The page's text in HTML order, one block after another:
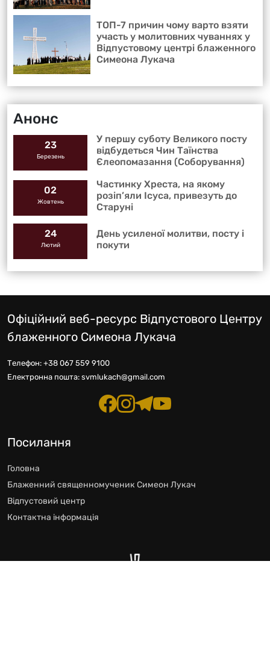
ТОП-7 причин чому варто взяти
участь у молитовних чуваннях у
Відпустовому центрі блаженного
Симеона Лукача
Анонс
23
Березень
У першу суботу Великого посту
відбудеться Чин Таїнства
Єлеопомазання (Соборування)
02
Жовтень
Частинку Хреста, на якому
розіп’яли Ісуса, привезуть до
Старуні
24
Лютий
День усиленої молитви, посту і
покути
Офіційний веб-ресурс Відпустового Центру
блаженного Симеона Лукача
Телефон: +38 067 559 9100
Електронна пошта: svmlukach@gmail.com
Посилання
Головна
Блаженний священномученик Симеон Лукач
Відпустовий центр
Контактна інформація